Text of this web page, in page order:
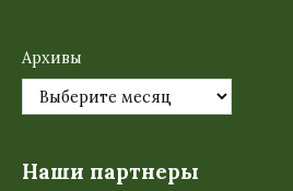
Архивы
Наши партнеры